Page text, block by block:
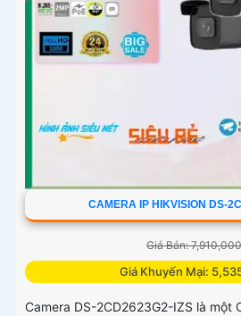
CAMERA IP HIKVISION DS-
Giá Bán:
Giá Khuyến Mại:
Camera DS-2CD2623G2-IZS là một